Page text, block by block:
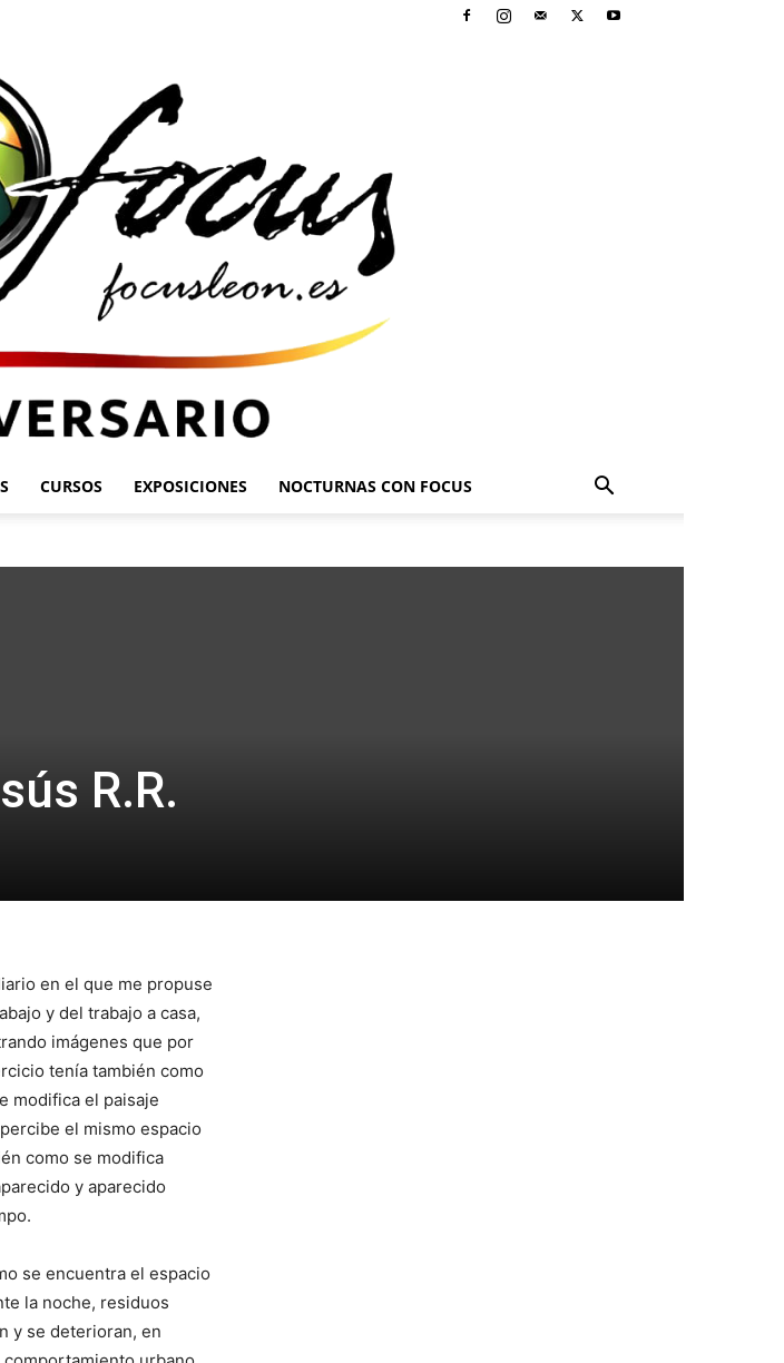
CURSOS EXPOSICIONES NOCTURNAS CON FOCUS
R.R.
en el que me propuse
y del trabajo a casa,
imágenes que por
tenía también como
modifica el paisaje
el mismo espacio
como se modifica
y aparecido
se encuentra el espacio
la noche, residuos
y se deterioran, en